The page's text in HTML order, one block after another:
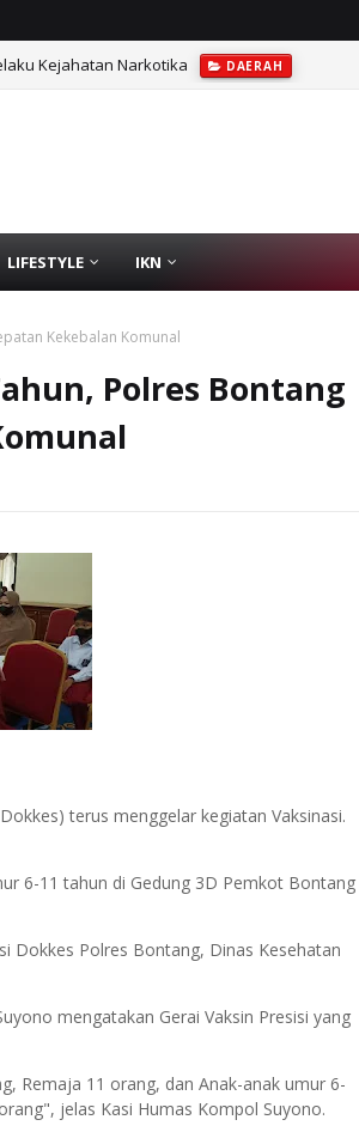
Kejahatan Narkotika DAERAH
LIFESTYLE IKN
Kekebalan Komunal
Polres Bontang
terus menggelar kegiatan Vaksinasi.
6-11 tahun di Gedung 3D Pemkot Bontang
Dokkes Polres Bontang, Dinas Kesehatan
mengatakan Gerai Vaksin Presisi yang
Remaja 11 orang, dan Anak-anak umur 6-
jelas Kasi Humas Kompol Suyono.